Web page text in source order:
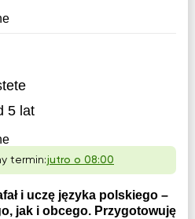
5 lat
termin:jutro o 08:00
i uczę języka polskiego –
jak i obcego. Przygotowuję